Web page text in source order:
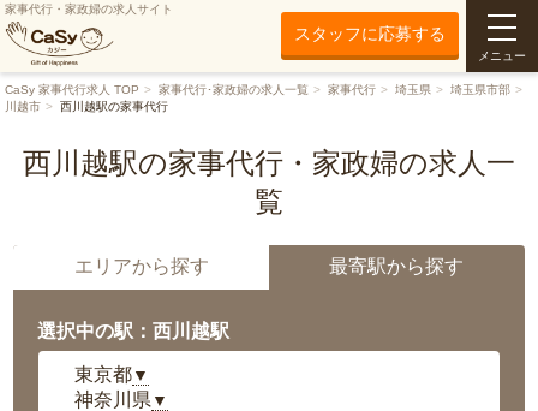
家事代行・家政婦の求人サイト
スタッフに応募する
メニュー
CaSy 家事代行求人 TOP 家事代行･家政婦の求人一覧 家事代行 埼玉県
埼玉県市部
川越市
西川越駅の家事代行
西川越駅の家事代行・家政婦の求人一
覧
エリアから探す 最寄駅から探す
選択中の駅：西川越駅
東京都▼
神奈川県 ▼